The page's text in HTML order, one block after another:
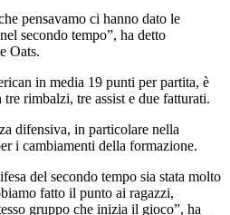
pensavamo ci hanno dato le
secondo tempo”, ha detto
Oats.
in media 19 punti per partita, è
rimbalzi, tre assist e due fatturati.
difensiva, in particolare nella
i cambiamenti della formazione.
del secondo tempo sia stata molto
fatto il punto ai ragazzi,
gruppo che inizia il gioco”, ha